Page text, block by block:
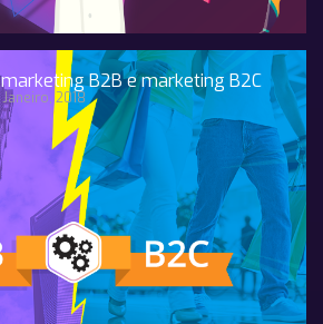
B2B e marketing B2C
2018